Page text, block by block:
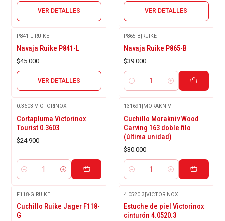
VER DETALLES VER DETALLES
P841-L| RUIKE
Navaja Ruike P841-L
$45.000
VER DETALLES
P865-B RUIKE
Navaja Ruike P865-B
$39.000
Cantidad
0.3603|VICTORINOX
Cortapluma Victorinox
Tourist 0.3603
$24.900
Cantidad
131691 |MORAKNIV
Cuchillo Morakniv Wood
Carving 163 doble filo
(última unidad)
$30.000
Cantidad
F118-G|RUIKE
Cuchillo Ruike Jager F118-
G
4.0520.3|VICTORINOX
Estuche de piel Victorinox
cinturón 4.0520.3